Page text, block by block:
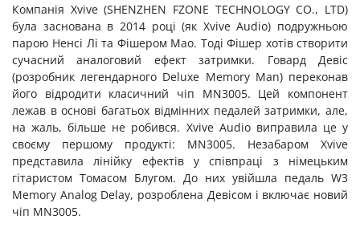
Компанія Xvive (SHENZHEN FZONE TECHNOLOGY CO., LTD)
була заснована в 2014 році (як Xvive Audio) подружньою
парою Ненсі Лі та Фішером Мао. Тоді Фішер хотів створити
сучасний аналоговий ефект затримки. Говард Девіс
(розробник легендарного Deluxe Memory Man) переконав
його відродити класичний чіп MN3005. Цей компонент
лежав в основі багатьох відмінних педалей затримки, але,
на жаль, більше не робився. Xvive Audio виправила це у
своєму першому продукті: MN3005. Незабаром Xvive
представила лінійку ефектів у співпраці з німецьким
гітаристом Томасом Блугом. До них увійшла педаль W3
Memory Analog Delay, розроблена Девісом і включає новий
чіп MN3005.